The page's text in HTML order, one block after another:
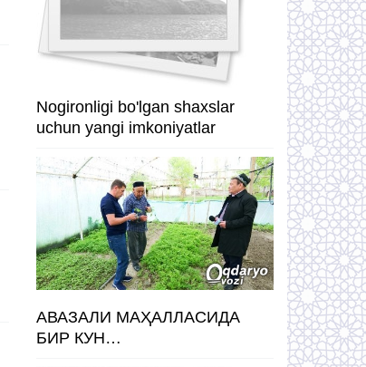
Nogironligi bo'lgan shaxslar
uchun yangi imkoniyatlar
АВАЗАЛИ МАҲАЛЛАСИДА
БИР КУН…